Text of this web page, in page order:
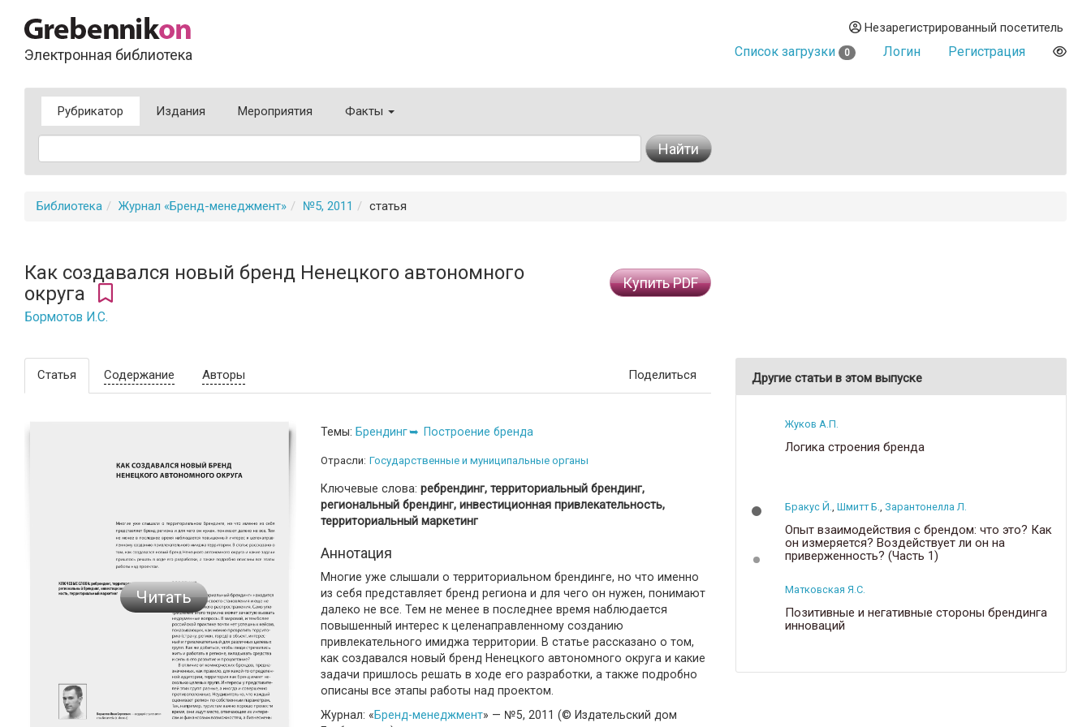
Электронная библиотека
Незарегистрированный посетитель
Список загрузки 0 Логин Регистрация
Рубрикатор Издания Мероприятия Факты
Найти
Библиотека Журнал «Бренд-менеджмент» №5, 2011 статья
Как создавался новый бренд Ненецкого автономного
округа
Бормотов И.С.
Купить PDF
Статья Содержание Авторы Поделиться
Читать
Темы: Брендинг Построение бренда
Отрасли: Государственные и муниципальные органы
Ключевые слова: ребрендинг, территориальный брендинг,
региональный брендинг, инвестиционная привлекательность,
территориальный маркетинг
Аннотация
Многие уже слышали о территориальном брендинге, но что именно
из себя представляет бренд региона и для чего он нужен, понимают
далеко не все. Тем не менее в последнее время наблюдается
повышенный интерес к целенаправленному созданию
привлекательного имиджа территории. В статье рассказано о том,
как создавался новый бренд Ненецкого автономного округа и какие
задачи пришлось решать в ходе его разработки, а также подробно
описаны все этапы работы над проектом.
Журнал: «Бренд-менеджмент» — №5, 2011 (© Издательский дом
Другие статьи в этом выпуске
Жуков А.П.
Логика строения бренда
Бракус Й., Шмитт Б., Зарантонелла Л.
Опыт взаимодействия с брендом: что это? Как
он измеряется? Воздействует ли он на
приверженность? (Часть 1)
Матковская Я.С.
Позитивные и негативные стороны брендинга
инноваций